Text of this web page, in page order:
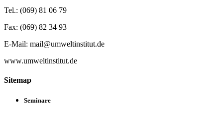
Tel.: (069) 81 06 79
Fax: (069) 82 34 93
E-Mail: mail@umweltinstitut.de
www.umweltinstitut.de
Sitemap
Seminare